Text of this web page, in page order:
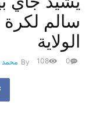
سالم لكرة
الولاية
By محمد 0
108